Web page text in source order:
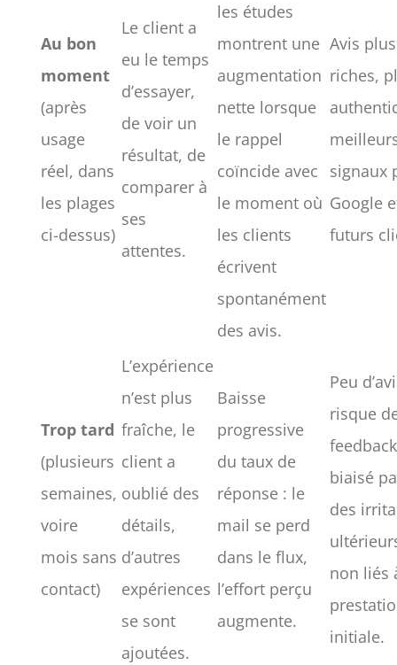
Au bon
moment
(après
usage
réel, dans
les plages
ci-dessus)
Le client a
eu le temps
d’essayer,
de voir un
résultat, de
comparer à
ses
attentes.
les études
montrent une
augmentation
nette lorsque
le rappel
coïncide avec
le moment où
les clients
écrivent
spontanément
des avis.
Avis plus
riches,
signaux
Google
futurs
Trop tard
(plusieurs
semaines,
voire
mois sans
contact)
L’expérience
n’est plus
fraîche, le
client a
oublié des
détails,
d’autres
expériences
se sont
ajoutées.
Baisse
progressive
du taux de
réponse : le
mail se perd
dans le flux,
l’effort perçu
augmente.
Peu
risque
feedback
biaisé
des
non liés
initiale.